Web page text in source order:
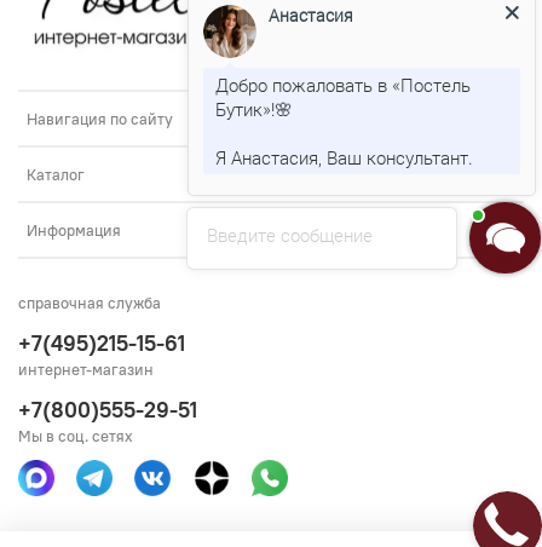
Навигация по сайту
Каталог
Информация
справочная служба
+7(495)215-15-61
интернет-магазин
+7(800)555-29-51
Мы в соц. сетях
Введите сообщение
Анастасия
Добро пожаловать в «Постель
Бутик»!🌸
Я Анастасия, Ваш консультант.